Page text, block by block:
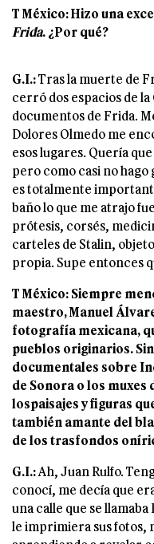
T México: Hizo una
Frida. ¿Por qué?
G.I.:Tras la muerte de
cerró dos espacios de la
documentos de Frida.
Dolores Olmedo me
esos lugares. Quería
pero como casi no
es totalmente
baño lo que me atrajo
prótesis, corsés,
carteles de Stalin,
propia. Supe entonces
T México: Siempre
maestro, Manuel
fotografía mexicana,
pueblos originarios.
documentales sobre
de Sonora o los muxes
lospaisajes y figuras
también amante del
de los trasfondos
G.I.: Ah, Juan Rulfo.
conocí, me decía que
una calle que se
le imprimiera sus fotos,